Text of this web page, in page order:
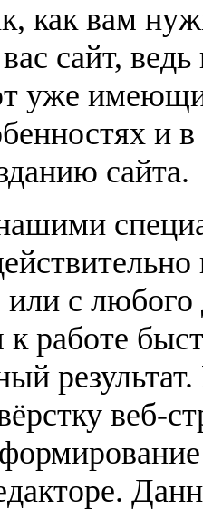
как вам
сайт,
уже
и
сайта.
с любого
работе
веб-